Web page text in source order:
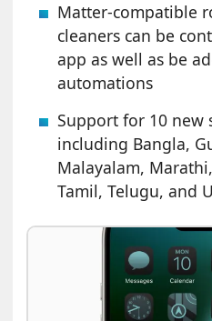
Matter-compatible
cleaners can be
app as well as be
automations
Support for 10 new
including Bangla,
Malayalam,
Tamil, Telugu, and